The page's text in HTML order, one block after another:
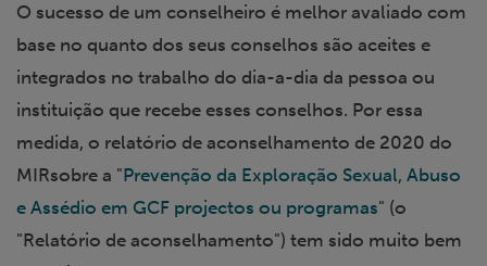
O sucesso de um conselheiro é melhor avaliado com
base no quanto dos seus conselhos são aceites e
integrados no trabalho do dia-a-dia da pessoa ou
instituição que recebe esses conselhos. Por essa
medida, o relatório de aconselhamento de 2020 do
MIRsobre a "Prevenção da Exploração Sexual, Abuso
e Assédio em GCF projectos ou programas" (o
"Relatório de aconselhamento") tem sido muito bem